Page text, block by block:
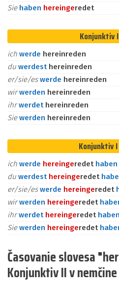
Sie haben hereingeredet
Konjunktiv
ich werde hereinreden
du werdest hereinreden
er/sie/eswerde hereinreden
wirwerden hereinreden
ihrwerdet hereinreden
Siewerden hereinreden
Konjunktiv
ich werde hereingeredet haben
du werdest hereingeredet
er/sie/eswerde hereingeredet
wirwerden hereingeredet
ihrwerdet hereingeredet haben
Siewerden hereingeredet
Časovanie slovesa
Konjunktiv II v nemčine